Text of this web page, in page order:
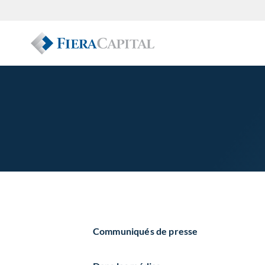
Communiqués de presse